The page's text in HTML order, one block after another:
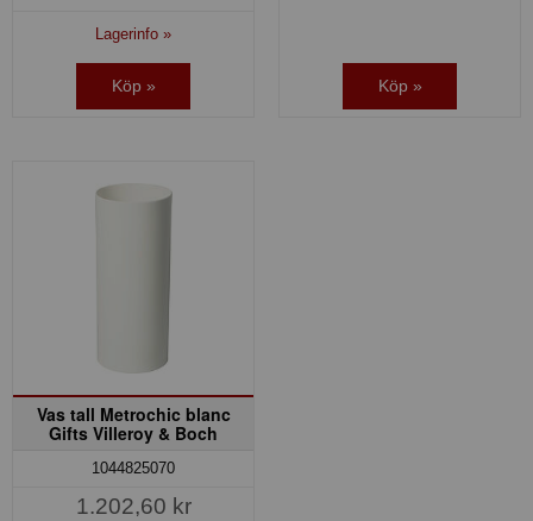
Lagerinfo »
Köp » Köp »
Vas tall Metrochic blanc
Gifts Villeroy & Boch
1044825070
1.202,60 kr